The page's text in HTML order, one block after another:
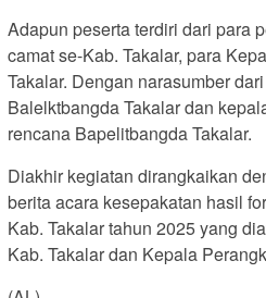
Adapun peserta terdiri dari para
camat se-Kab. Takalar, para
Takalar. Dengan narasumber
Balelktbangda Takalar dan
rencana Bapelitbangda Takalar.
Diakhir kegiatan dirangkaikan
berita acara kesepakatan hasil
Kab. Takalar tahun 2025 yang
Kab. Takalar dan Kepala